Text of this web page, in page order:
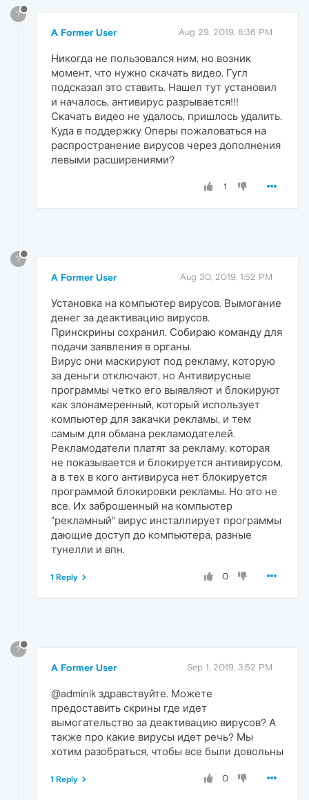
?
A Former User Aug 29, 2019, 8:36 PM
Никогда не пользовался ним, но возник
момент, что нужно скачать видео. Гугл
подсказал это ставить. Нашел тут установил
и началось, антивирус разрывается!!!
Скачать видео не удалось, пришлось удалить.
Куда в поддержку Оперы пожаловаться на
распространение вирусов через дополнения
левыми расширениями?
1
?
A Former User Aug 30, 2019, 1:52 PM
Установка на компьютер вирусов. Вымогание
денег за деактивацию вирусов.
Принскрины сохранил. Собираю команду для
подачи заявления в органы.
Вирус они маскируют под рекламу, которую
за деньги отключают, но Антивирусные
программы четко его выявляют и блокируют
как злонамеренный, который использует
компьютер для закачки рекламы, и тем
самым для обмана рекламодателей.
Рекламодатели платят за рекламу, которая
не показывается и блокируется антивирусом,
а в тех в кого антивируса нет блокируется
программой блокировки рекламы. Но это не
все. Их заброшенный на компьютер
"рекламный" вирус инсталлирует программы
дающие доступ до компьютера, разные
тунелли и впн.
0
1 Reply
?
A Former User Sep 1, 2019, 3:52 PM
@adminik здравствуйте. Можете
предоставить скрины где идет
вымогательство за деактивацию вирусов? А
также про какие вирусы идет речь? Мы
хотим разобраться, чтобы все были довольны
0
1 Reply